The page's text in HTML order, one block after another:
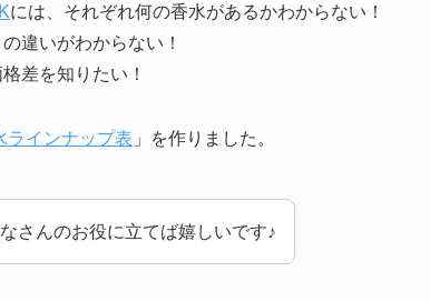
には、それぞれ何の香水があるかわからない ！
違いがわからない！
差を知りたい！
ラインナップ表 」を作りました。
さんのお役に立てば嬉しいです♪